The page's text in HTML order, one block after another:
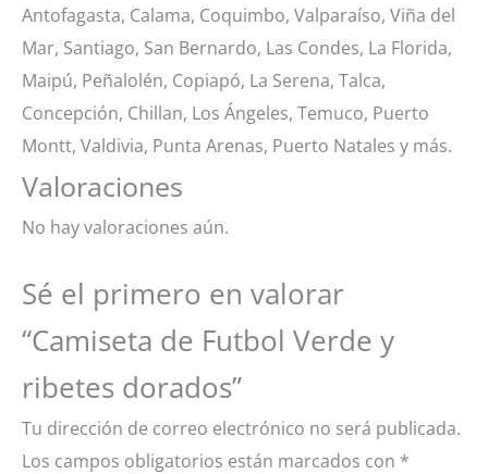
Antofagasta, Calama, Coquimbo, Valparaíso, Viña del
Mar, Santiago, San Bernardo, Las Condes, La Florida,
Maipú, Peñalolén, Copiapó, La Serena, Talca,
Concepción, Chillan, Los Ángeles, Temuco, Puerto
Montt, Valdivia, Punta Arenas, Puerto Natales y más.
Valoraciones
No hay valoraciones aún.
Sé el primero en valorar
“Camiseta de Futbol Verde y
ribetes dorados”
Tu dirección de correo electrónico no será publicada.
Los campos obligatorios están marcados con *